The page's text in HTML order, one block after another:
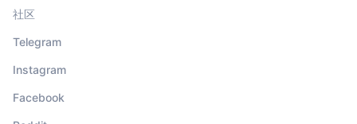
社区
Telegram
Instagram
Facebook